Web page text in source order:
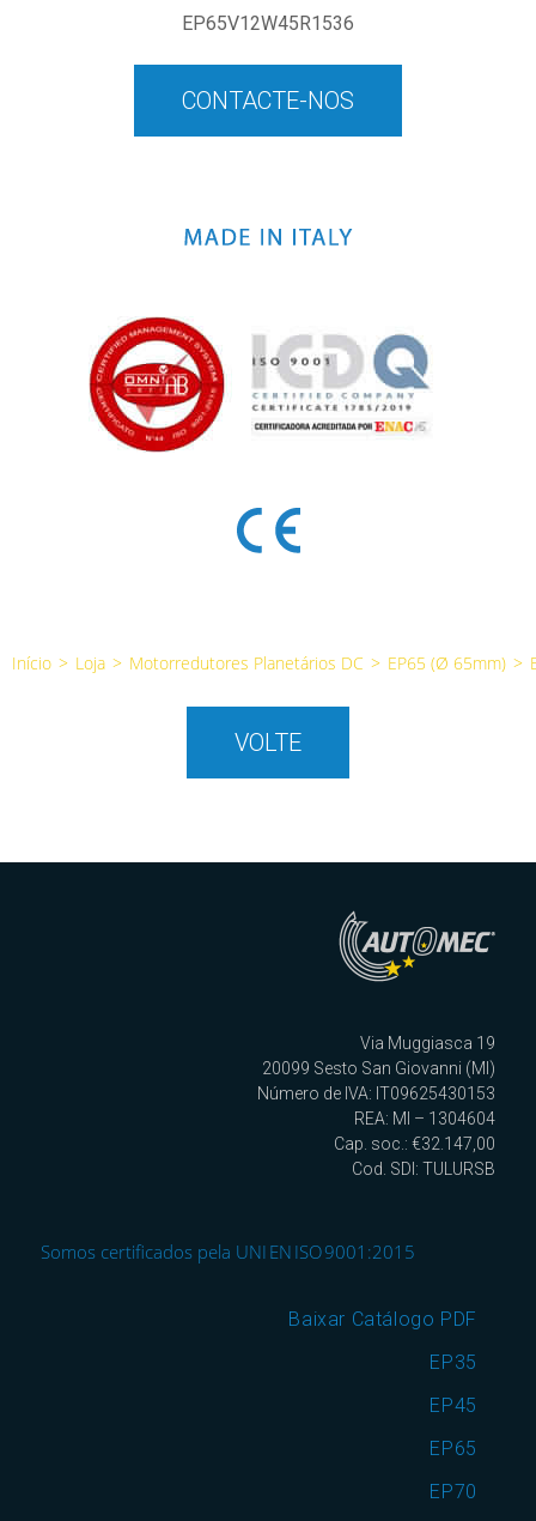
EP65V12W45R1536
CONTACTE-NOS
Início > Loja > Motorredutores Planetários DC > EP65 (Ø 65mm) >
VOLTE
Via Muggiasca 19
20099 Sesto San Giovanni (MI)
Número de IVA: IT09625430153
REA: MI – 1304604
Cap. soc.: €32.147,00
Cod. SDI: TULURSB
Somos certificados pela UNI EN ISO 9001:2015
Baixar Catálogo PDF
EP35
EP45
EP65
EP70